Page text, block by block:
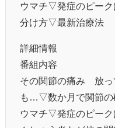
ウマチ▽発症のピー
分け方▽最新治療法
詳細情報
番組内容
その関節の痛み 放っ
も…▽数か月で関節の
ウマチ▽発症のピー